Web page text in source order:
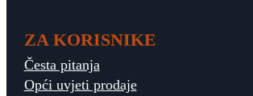
ZA KORISNIKE
Česta pitanja
Opći uvjeti prodaje